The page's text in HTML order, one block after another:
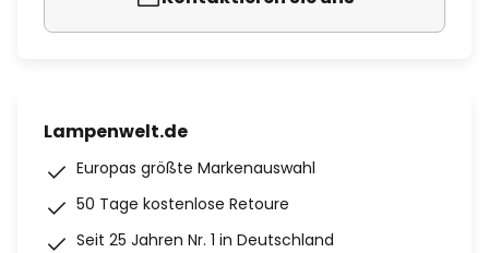
Lampenwelt.de
Europas größte Markenauswahl
50 Tage kostenlose Retoure
Seit 25 Jahren Nr. 1 in Deutschland